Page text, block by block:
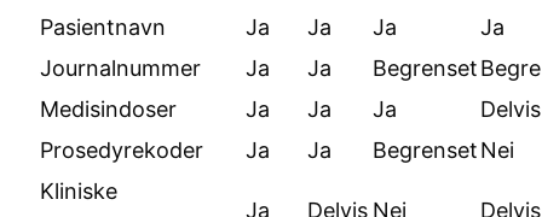
Pasientnavn Ja Ja Ja
Ja
Journalnummer
Ja Ja Begrenset
Medisindoser
Ja Ja Ja
Delvis
Prosedyrekoder
Ja Ja BegrensetNei
Kliniske
Ja Delvis Nei Delvis